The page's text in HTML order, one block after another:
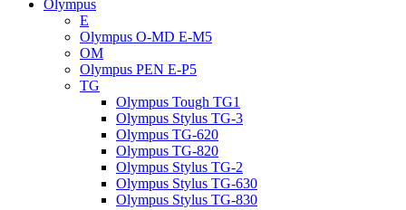
Olympus
E
Olympus O-MD E-M5
OM
Olympus PEN E-P5
TG
Olympus Tough TG1
Olympus Stylus TG-3
Olympus TG-620
Olympus TG-820
Olympus Stylus TG-2
Olympus Stylus TG-630
Olympus Stylus TG-830